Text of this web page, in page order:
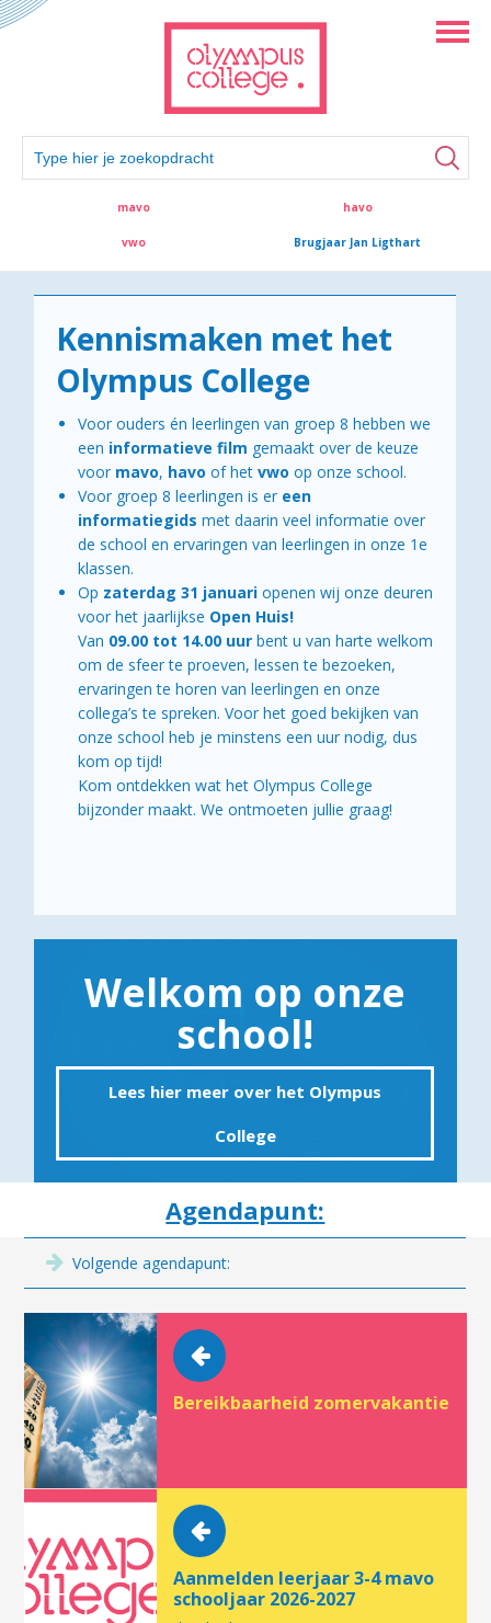
mavo havo
vwo Brugjaar Jan Ligthart
Kennismaken met het
Olympus College
Voor ouders én leerlingen van groep 8 hebben we
een informatieve film gemaakt over de keuze
voor mavo, havo of hetvwo op onze school.
Voor groep 8 leerlingen is er een
informatiegids met daarin veel informatie over
de school en ervaringen van leerlingen in onze 1e
klassen.
Op zaterdag 31 januariopenen wij onze deuren
voor het jaarlijkse Open Huis!
Van 09.00 tot 14.00 uurbent u van harte welkom
om de sfeer te proeven, lessen te bezoeken,
ervaringen te horen van leerlingen en onze
collega’s te spreken. Voor het goed bekijken van
onze school heb je minstens een uur nodig, dus
kom op tijd!
Kom ontdekken wat het Olympus College
bijzonder maakt. We ontmoeten jullie graag!
Welkom op onze
school!
Lees hier meer over het Olympus
College
Agendapunt:
Volgende agendapunt:
Bereikbaarheid zomervakantie
Aanmelden leerjaar 3-4 mavo
schooljaar 2026-2027